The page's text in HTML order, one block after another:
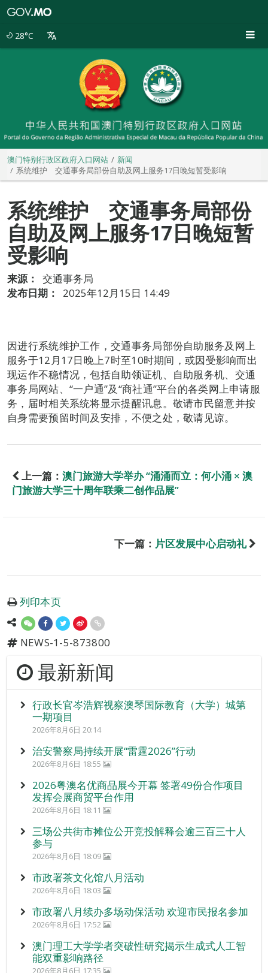
28°C
澳门特别行政区政府入口网站
新闻
系统维护 交通事务局部份自助及网上服务17日晚短暂受影响
系统维护 交通事务局部份
自助及网上服务17日晚短暂
受影响
来源：
交通事务局
发布日期：
2025年12月15日 14:49
因进行系统维护工作，交通事务局部份自助服务及网上
服务于12月17日晚上7时至10时期间，或因受影响而出
现运作不稳情况，包括自助领证机、自助服务机、交通
事务局网站、“一户通”及“商社通”平台的各类网上申请服
务，届时相关系统将显示提醒讯息。敬请市民留意并按
自身需要预留时间及安排，不便之处，敬请见谅。
上一篇： 澳门旅游大学举办 “涌涌而立：何小涌 × 澳
门旅游大学三十周年联乘二创作品展”
下一篇： 片区发展中心启动礼
列印本页
NEWS-1-5-873800
最新新闻
行政长官岑浩辉视察澳琴国际教育（大学）城第
一期项目
2026年8月6日 20:14
治安警察局持续开展“雷霆2026”行动
2026年8月6日 18:55
2026粤澳名优商品展今开幕 签署49份合作项目
发挥会展商贸平台作用
2026年8月6日 18:11
三场公共街市摊位公开竞投解释会逾三百三十人
参与
2026年8月6日 18:09
市政署茶文化馆八月活动
2026年8月6日 18:03
市政署八月续办多场动保活动 欢迎市民报名参加
2026年8月6日 17:52
澳门理工大学学者突破性研究揭示生成式人工智
能双重影响路径
2026年8月6日 17:35